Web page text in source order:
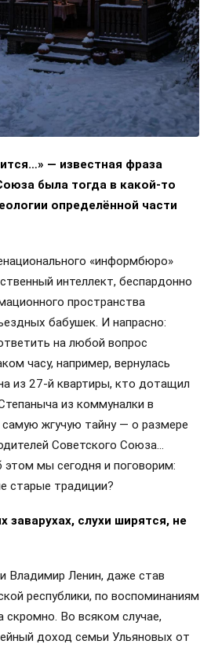
— известная фраза
была тогда в какой-то
определённой части
«информбюро»
интеллект, беспардонно
пространства
бабушек. И напрасно:
на любой вопрос
часу, например, вернулась
из 27-й квартиры, кто дотащил
из коммуналки в
жгучую тайну — о размере
Советского Союза…
мы сегодня и поговорим:
старые традиции?
заварухах, слухи ширятся, не
Владимир Ленин, даже став
республики, по воспоминаниям
скромно. Во всяком случае,
доход семьи Ульяновых от